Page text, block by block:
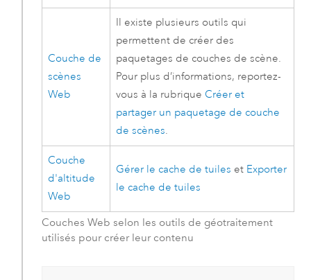
Couche de
scènes
Web
Il existe plusieurs outils qui
permettent de créer des
paquetages de couches de scène.
Pour plus d’informations, reportez-
vous à la rubrique Créer et
partager un paquetage de couche
de scènes.
Couche
d'altitude
Web
Gérer le cache de tuiles et Exporter
le cache de tuiles
Couches Web selon les outils de géotraitement
utilisés pour créer leur contenu